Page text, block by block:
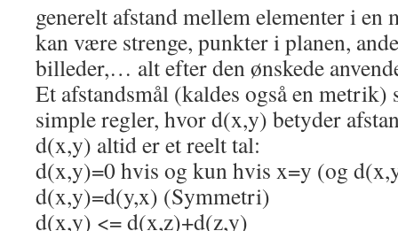
generelt afstand mellem elementer i en
kan være strenge, punkter i planen,
billeder,… alt efter den ønskede
Et afstandsmål (kaldes også en
simple regler, hvor d(x,y) betyder
d(x,y) altid er et reelt tal:
d(x,y)=0 hvis og kun hvis x=y (og
d(x,y)=d(y,x) (Symmetri)
d(x,y) <= d(x,z)+d(z,y)